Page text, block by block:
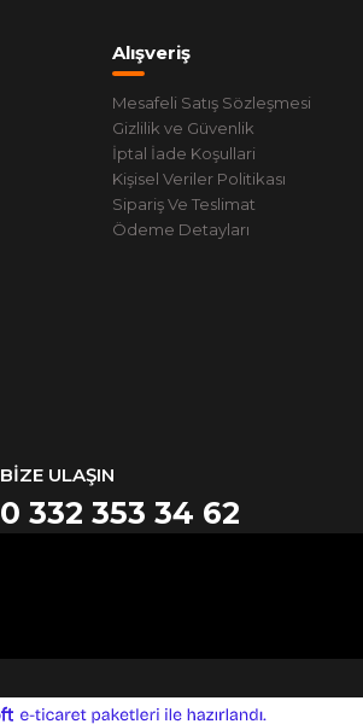
Alışveriş
Mesafeli Satış Sözleşmesi
Gizlilik ve Güvenlik
İptal İade Koşullari
Kişisel Veriler Politikası
Sipariş Ve Teslimat
Ödeme Detayları
BİZE ULAŞIN
0 332 353 34 62
ideasoft e-